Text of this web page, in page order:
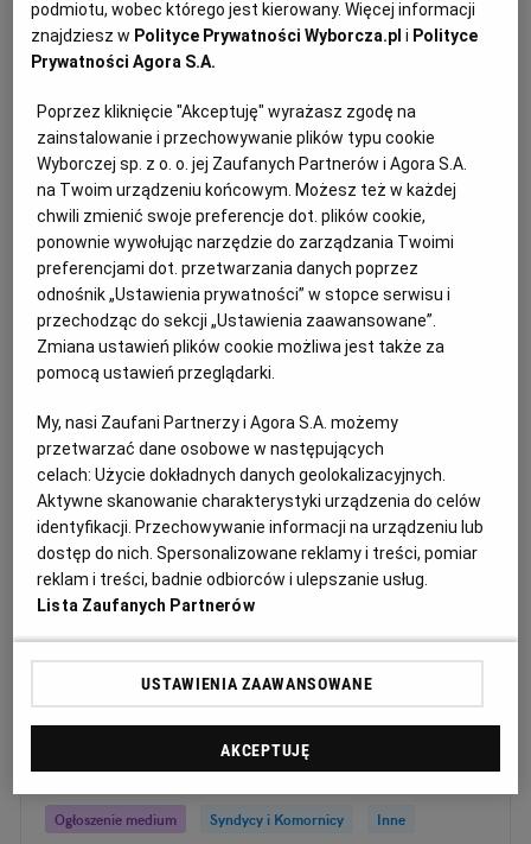
Otrzymuj wiadomości z najnowszymi ogłoszeniami
spełniającymi wybrane przez Ciebie kryteria.
Kat: Syndycy i Komornicy SubKat: Inne
Sortuj wg daty: od najnowszej
Ogłoszenie premium
nieograniczonym, z obowiązkiem wniesienia
wadium, na sprzedaż zorganizowanej części
przedsiębiorstwa oraz prawa własności
nieruchomości
Ogłoszenie premium Syndycy i Komornicy
Inne
Ogłoszenie aktualne od2026-07-14
Ogłoszenia medium
Syndyk masy upadłości zaprasza do składania ofert
na archiwizację dokumentacji
Ogłoszenie medium Syndycy i Komornicy Inne
podmiotu, wobec którego jest kierowany. Więcej informacji
znajdziesz w Polityce Prywatności Wyborcza.pl i Polityce
Prywatności Agora S.A.
Poprzez kliknięcie "Akceptuję" wyrażasz zgodę na
zainstalowanie i przechowywanie plików typu cookie
Wyborczej sp. z o. o. jej Zaufanych Partnerów i Agora S.A.
na Twoim urządzeniu końcowym. Możesz też w każdej
chwili zmienić swoje preferencje dot. plików cookie,
ponownie wywołując narzędzie do zarządzania Twoimi
preferencjami dot. przetwarzania danych poprzez
odnośnik „Ustawienia prywatności” w stopce serwisu i
przechodząc do sekcji „Ustawienia zaawansowane”.
Zmiana ustawień plików cookie możliwa jest także za
pomocą ustawień przeglądarki.
My, nasi Zaufani Partnerzy i Agora S.A. możemy
przetwarzać dane osobowe w następujących
celach:Użycie dokładnych danych geolokalizacyjnych.
Aktywne skanowanie charakterystyki urządzenia do celów
identyfikacji. Przechowywanie informacji na urządzeniu lub
dostęp do nich. Spersonalizowane reklamy i treści, pomiar
reklam i treści, badnie odbiorców i ulepszanie usług.
Lista Zaufanych Partnerów
USTAWIENIA ZAAWANSOWANE
AKCEPTUJĘ